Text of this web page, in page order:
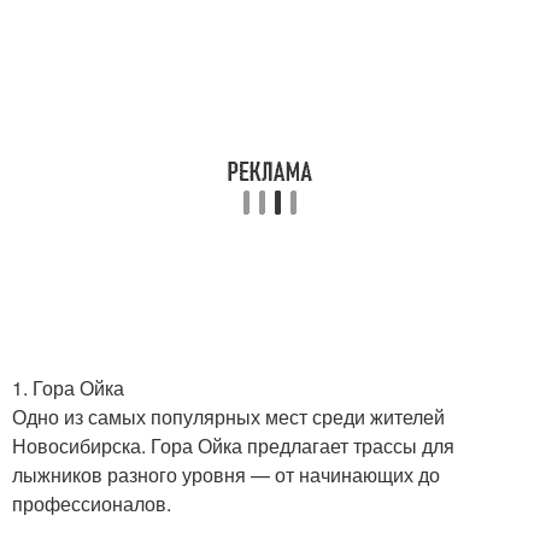
1. Гора Ойка
Одно из самых популярных мест среди жителей
Новосибирска. Гора Ойка предлагает трассы для
лыжников разного уровня — от начинающих до
профессионалов.